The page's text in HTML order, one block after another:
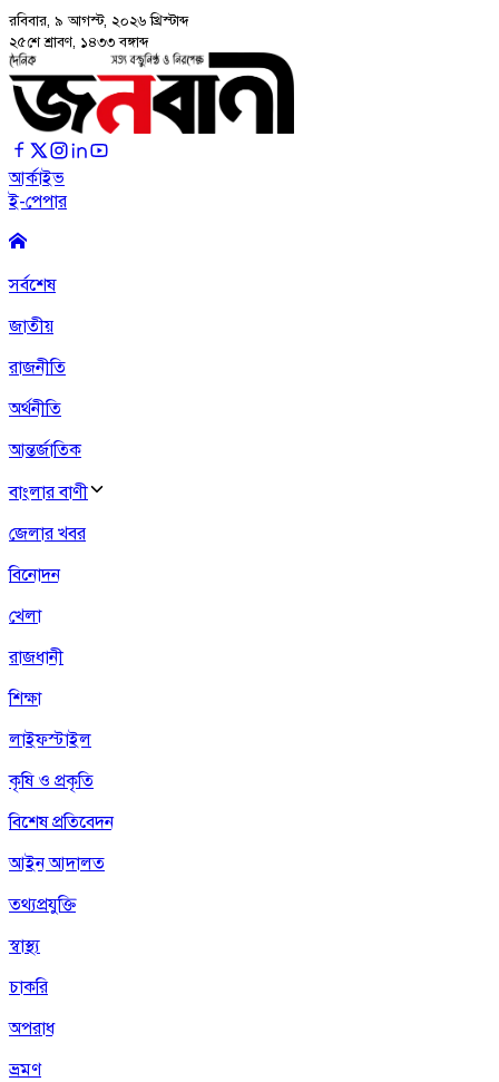
রবিবার, ৯ আগস্ট, ২০২৬ খ্রিস্টাব্দ
২৫শে শ্রাবণ, ১৪৩৩ বঙ্গাব্দ
আর্কাইভ
ই-পেপার
সর্বশেষ
জাতীয়
রাজনীতি
অর্থনীতি
আন্তর্জাতিক
বাংলার বাণী
জেলার খবর
বিনোদন
খেলা
রাজধানী
শিক্ষা
লাইফস্টাইল
কৃষি ও প্রকৃতি
বিশেষ প্রতিবেদন
আইন আদালত
তথ্যপ্রযুক্তি
স্বাস্থ্য
চাকরি
অপরাধ
ভ্রমণ